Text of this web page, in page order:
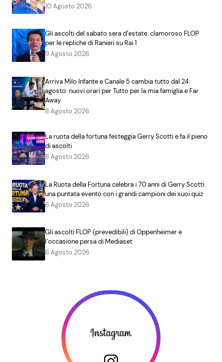
10 Agosto 2026
Gli ascolti del sabato sera d’estate: clamoroso FLOP
per le repliche di Ranieri su Rai 1
9 Agosto 2026
Arriva Milo Infante e Canale 5 cambia tutto dal 24
agosto: nuovi orari per Tutto per la mia famiglia e Far
Away
8 Agosto 2026
La ruota della fortuna festeggia Gerry Scotti e fa il pieno
di ascolti
8 Agosto 2026
La Ruota della Fortuna celebra i 70 anni di Gerry Scotti:
una puntata evento con i grandi campioni dei suoi quiz
6 Agosto 2026
Gli ascolti FLOP (prevedibili) di Oppenheimer e
l’occasione persa di Mediaset
6 Agosto 2026